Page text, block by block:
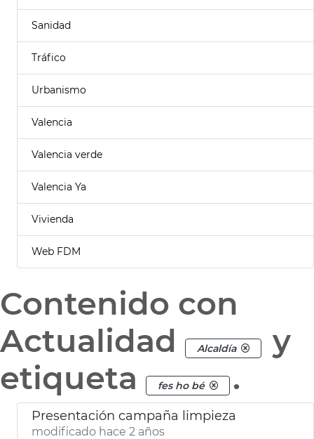
Sanidad
Tráfico
Urbanismo
Valencia
Valencia verde
Valencia Ya
Vivienda
Web FDM
Contenido con
Actualidad
Alcaldía
y
etiqueta
fes ho bé .
Presentación campaña limpieza
modificado hace 2 años